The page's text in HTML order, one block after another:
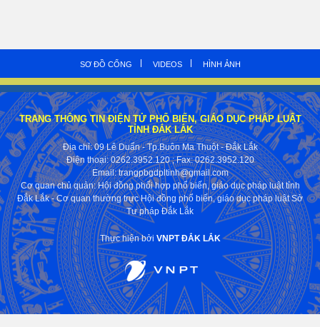
SƠ ĐỒ CỔNG VIDEOS HÌNH ẢNH
TRANG THÔNG TIN ĐIỆN TỬ PHỔ BIẾN, GIÁO DỤC PHÁP LUẬT
TỈNH ĐẮK LẮK
Địa chỉ: 09 Lê Duẩn - Tp.Buôn Ma Thuột - Đắk Lắk
Điện thoại: 0262.3952.120; Fax:0262.3952.120
Email: trangpbgdpltinh@gmail.com
Cơ quan chủ quản: Hội đồng phối hợp phổ biến, giáo dục pháp luật tỉnh
Đắk Lắk - Cơ quan thường trực Hội đồng phổ biến, giáo dục pháp luật Sở
Tư pháp Đắk Lắk
Thực hiện bởi VNPT ĐẮK LẮK